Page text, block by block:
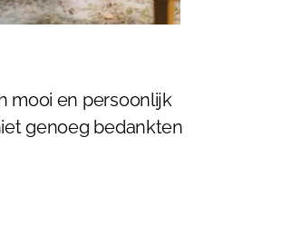
mooi en persoonlijk
genoeg bedankten